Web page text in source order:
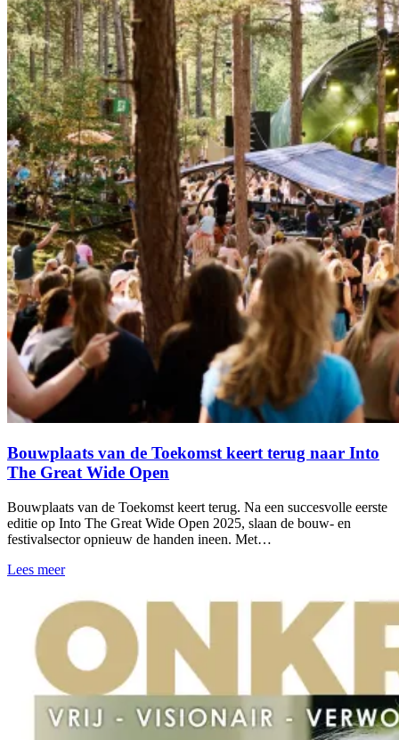
Bouwplaats van de Toekomst keert terug naar Into
The Great Wide Open
Bouwplaats van de Toekomst keert terug. Na een succesvolle eerste
editie op Into The Great Wide Open 2025, slaan de bouw- en
festivalsector opnieuw de handen ineen. Met…
Lees meer